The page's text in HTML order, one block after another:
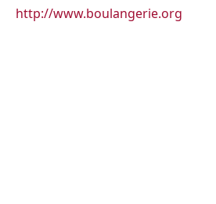
http://www.boulangerie.org